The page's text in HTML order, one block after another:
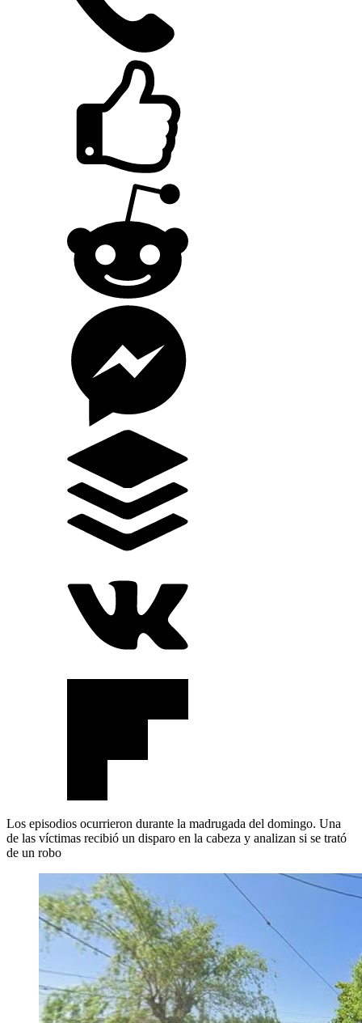
Los episodios ocurrieron durante la madrugada del domingo. Una
de las víctimas recibió un disparo en la cabeza y analizan si se trató
de un robo